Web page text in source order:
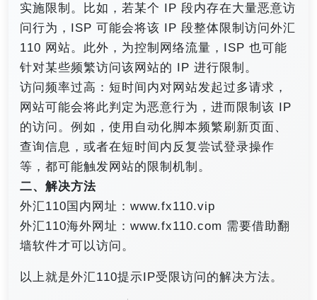
实施限制。比如，若某个 IP 段内存在大量恶意访
问行为，ISP 可能会将该 IP 段整体限制访问外汇
110 网站。此外，为控制网络流量，ISP 也可能
针对某些频繁访问该网站的 IP 进行限制。​
访问频率过高：短时间内对网站发起过多请求，
网站可能会将此判定为恶意行为，进而限制该 IP
的访问。例如，使用自动化脚本频繁刷新页面、
查询信息，或者在短时间内反复尝试登录操作
等，都可能触发网站的限制机制。
二、解决方法
外汇110国内网址：www.fx110.vip
外汇110海外网址：www.fx110.com 需要借助翻
墙软件才可以访问。
以上就是外汇110提示IP受限访问的解决方法。